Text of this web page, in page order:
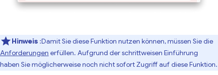
Hinweis :Damit Sie diese Funktion nutzen können, müssen Sie die
Anforderungen erfüllen. Aufgrund der schrittweisen Einführung
haben Sie möglicherweise noch nicht sofort Zugriff auf diese Funktion.